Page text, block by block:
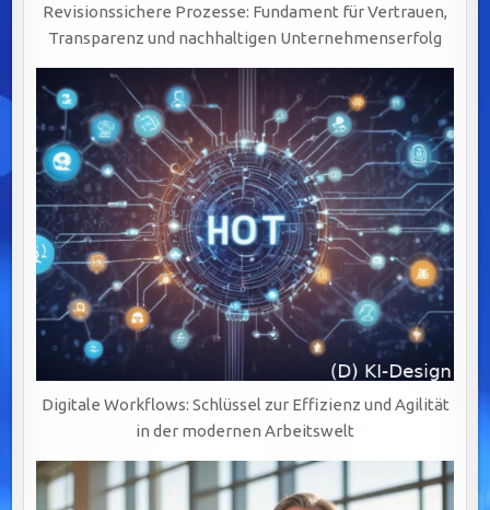
Revisionssichere Prozesse: Fundament für Vertrauen,
Transparenz und nachhaltigen Unternehmenserfolg
Digitale Workflows: Schlüssel zur Effizienz und Agilität
in der modernen Arbeitswelt